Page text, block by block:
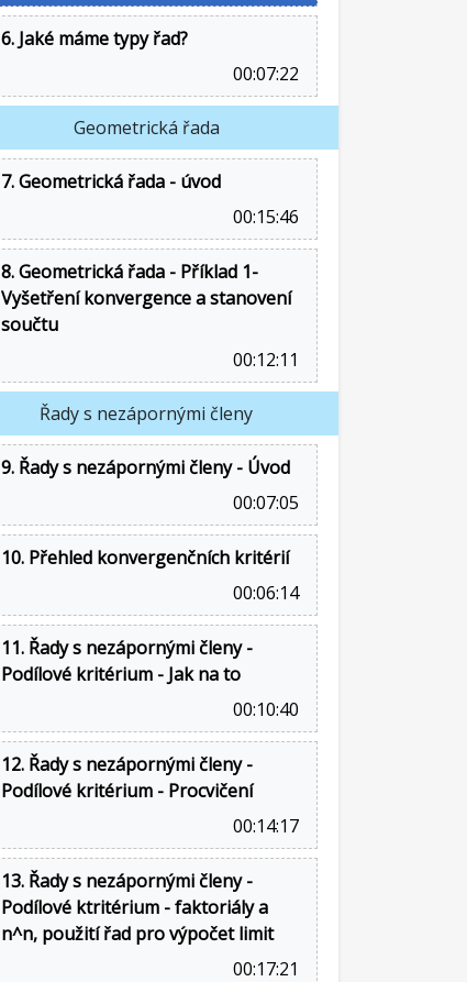
6. Jaké máme typy řad?
00:07:22
Geometrická řada
7. Geometrická řada - úvod
00:15:46
8. Geometrická řada - Příklad 1-
Vyšetření konvergence a stanovení
součtu
00:12:11
Řady s nezápornými členy
9. Řady s nezápornými členy - Úvod
00:07:05
10. Přehled konvergenčních kritérií
00:06:14
11. Řady s nezápornými členy -
Podílové kritérium - Jak na to
00:10:40
12. Řady s nezápornými členy -
Podílové kritérium - Procvičení
00:14:17
13. Řady s nezápornými členy -
Podílové ktritérium - faktoriály a
n^n, použití řad pro výpočet limit
00:17:21